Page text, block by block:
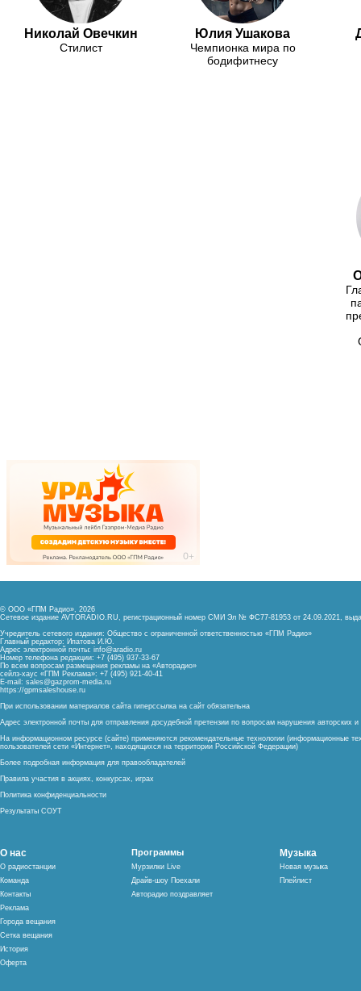
Николай Овечкин
Стилист
Юлия Ушакова
Чемпионка мира по
бодифитнесу
© ООО «ГПМ Радио», 2026
Сетевое издание AVTORADIO.RU, регистрационный номер СМИ Эл № ФС77-81953 от 24.09.2021,
Учредитель сетевого издания: Общество с ограниченной ответственностью «ГПМ Радио»
Главный редактор: Ипатова И.Ю.
Адрес электронной почты: info@aradio.ru
Номер телефона редакции: +7 (495) 937-33-67
По всем вопросам размещения рекламы на «Авторадио»
сейлз-хаус «ГПМ Реклама»: +7 (495) 921-40-41
E-mail: sales@gazprom-media.ru
https://gpmsaleshouse.ru
При использовании материалов сайта гиперссылка на сайт обязательна
Адрес электронной почты для отправления досудебной претензии по вопросам нарушения авторских
На информационном ресурсе (сайте) применяются рекомендательные технологии (информационные
пользователей сети «Интернет», находящихся на территории Российской Федерации)
Более подробная информация для правообладателей
Правила участия в акциях, конкурсах, играх
Политика конфиденциальности
Результаты СОУТ
О нас
О радиостанции
Команда
Контакты
Реклама
Города вещания
Сетка вещания
История
Оферта
Программы
Мурзилки Live
Драйв-шоу Поехали
Авторадио поздравляет
Музыка
Новая музыка
Плейлист